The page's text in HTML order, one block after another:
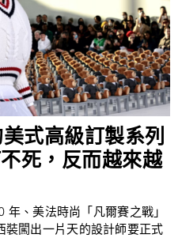
式高級訂製系列
死，反而越來越
、美法時尚「凡爾賽之戰」
闖出一片天的設計師要正式